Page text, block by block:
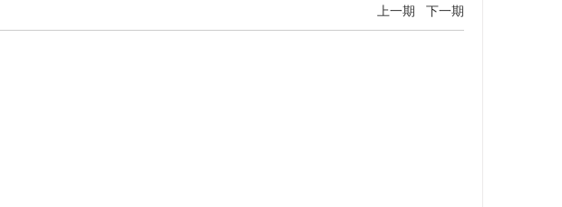
上一期 下一期